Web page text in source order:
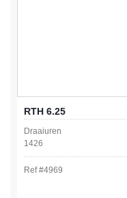
RTH 6.25
Draaiuren
1426
Ref #4969